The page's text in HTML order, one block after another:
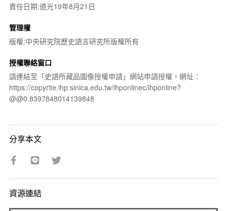
責任日期:道光19年8月21日
管理權
版權:中央研究院歷史語言研究所版權所有
授權聯絡窗口
請連結至「史語所藏品圖像授權申請」網站申請授權，網址：
https://copyrite.ihp.sinica.edu.tw/ihponlinec/ihponline?
@@0.8397848014139848
分享本文
資源連結